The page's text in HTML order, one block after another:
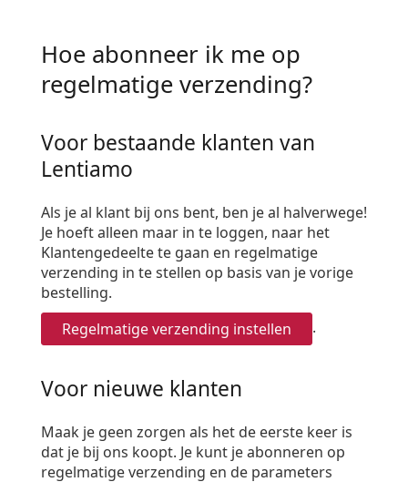
Hoe abonneer ik me op
regelmatige verzending?
Voor bestaande klanten van
Lentiamo
Als je al klant bij ons bent, ben je al halverwege!
Je hoeft alleen maar in te loggen, naar het
Klantengedeelte te gaan en regelmatige
verzending in te stellen op basis van je vorige
bestelling.
Regelmatige verzending instellen
.
Voor nieuwe klanten
Maak je geen zorgen als het de eerste keer is
dat je bij ons koopt. Je kunt je abonneren op
regelmatige verzending en de parameters